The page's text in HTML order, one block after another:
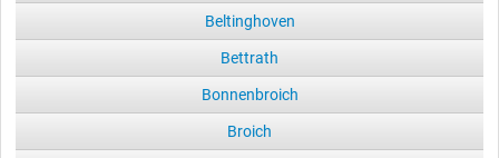
Beltinghoven
Bettrath
Bonnenbroich
Broich